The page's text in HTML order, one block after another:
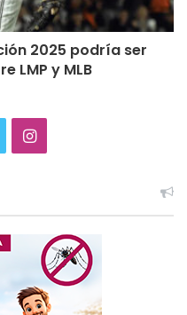
2025 podría ser
LMP y MLB
Instagram